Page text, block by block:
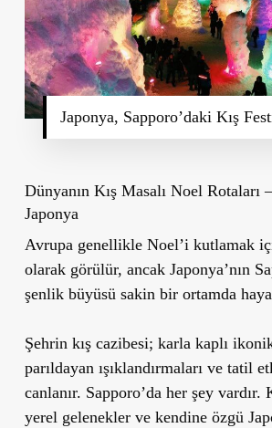
Japonya, Sapporo’daki Kış
Dünyanın Kış Masalı Noel Rotaları
Japonya
Avrupa genellikle Noel’i kutlamak
olarak görülür, ancak Japonya’nın
şenlik büyüsü sakin bir ortamda
Şehrin kış cazibesi; karla kaplı
parıldayan ışıklandırmaları ve tatil
canlanır. Sapporo’da her şey vardır.
yerel gelenekler ve kendine özgü